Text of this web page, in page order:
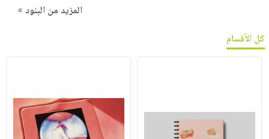
المزيد من البنود »
كل الأقسام